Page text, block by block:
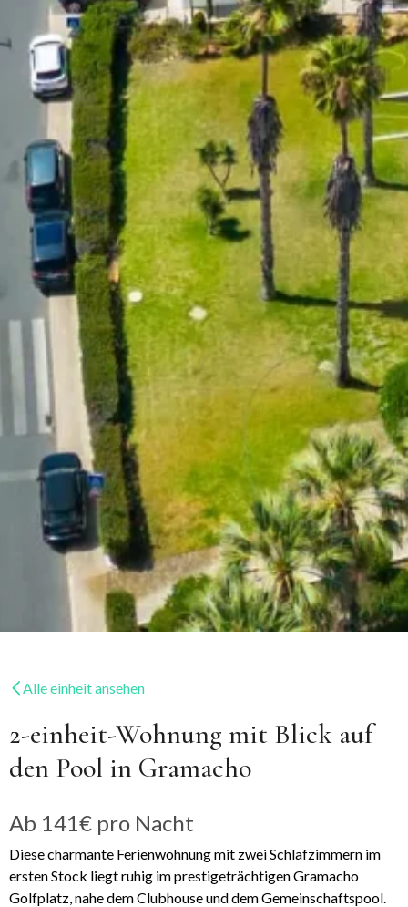
Alle einheit ansehen
2-einheit-Wohnung mit Blick auf
den Pool in Gramacho
Ab 141€ pro Nacht
Diese charmante Ferienwohnung mit zwei Schlafzimmern im
ersten Stock liegt ruhig im prestigeträchtigen Gramacho
Golfplatz, nahe dem Clubhouse und dem Gemeinschaftspool.